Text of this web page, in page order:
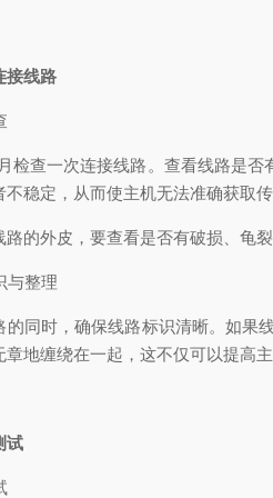
接线路
检查一次连接线路。查看线路是
稳定，从而使主机无法准确获取
路的外皮，要查看是否有破损、龟
与整理
的同时，确保线路标识清晰。如果
地缠绕在一起，这不仅可以提高
试